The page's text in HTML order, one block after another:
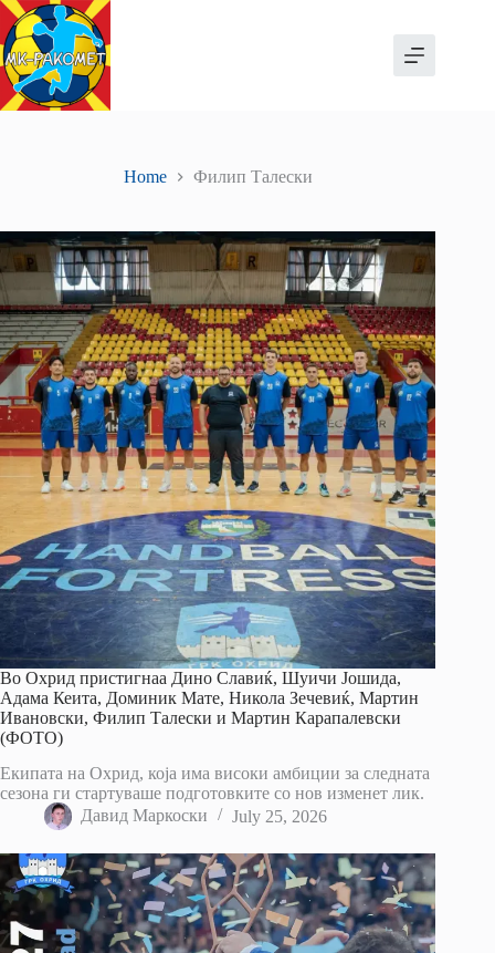
Skip
to
content
Home Филип Талески
Во Охрид пристигнаа Дино Славиќ, Шуичи Јошида,
Адама Кеита, Доминик Мате, Никола Зечевиќ, Мартин
Ивановски, Филип Талески и Мартин Карапалевски
(ФОТО)
Екипата на Охрид, која има високи амбиции за следната
сезона ги стартуваше подготовките со нов изменет лик.
Давид Маркоски
July 25, 2026